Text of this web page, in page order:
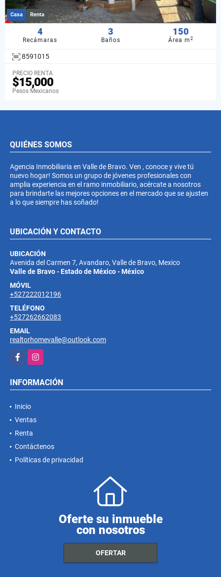
Casa Renta
4
Recámaras
3
Baños
150
Área m2
8591015
PRECIO RENTA
$15,000
Pesos Mexicanos
QUIÉNES SOMOS
Agencia Inmobiliaria en Valle de Bravo. Ven , conoce y vive tú
nuevo hogar! Somos un grupo de jóvenes profesionales con
amplia experiencia en el ramo inmobiliario, acércate a nosotros
para brindarte las mejores opciones en el mercado que se ajusten
a lo que siempre has soñado!
UBICACIÓN Y CONTACTO
UBICACIÓN
Avenida del Carmen 7, Avandaro, Valle de Bravo, Mexico
Valle de Bravo - Estado de México - México
MÓVIL
+527222012196
TELÉFONO
+527262662083
EMAIL
realtorhomevalle@outlook.com
FacebookInstagram
INFORMACIÓN
Inicio
Ventas
Renta
Contáctenos
Políticas de privacidad
Oferte su inmueble
con nosotros
OFERTAR